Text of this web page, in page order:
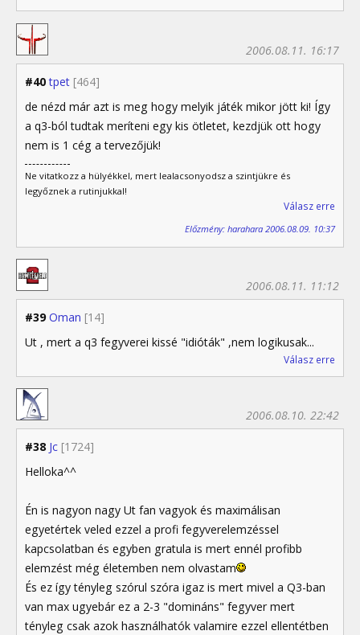
#40 tpet [464]
2006.08.11. 16:17
de nézd már azt is meg hogy melyik játék mikor jött ki! Így
a q3-ból tudtak meríteni egy kis ötletet, kezdjük ott hogy
nem is 1 cég a tervezőjük!
Ne vitatkozz a hülyékkel, mert lealacsonyodsz a szintjükre és
legyőznek a rutinjukkal!
Válasz erre
Előzmény: harahara 2006.08.09. 10:37
#39 Oman [14]
2006.08.11. 11:12
Ut , mert a q3 fegyverei kissé "idióták" ,nem logikusak...
Válasz erre
#38 Jc [1724]
2006.08.10. 22:42
Helloka^^
Én is nagyon nagy Ut fan vagyok és maximálisan
egyetértek veled ezzel a profi fegyverelemzéssel
kapcsolatban és egyben gratula is mert ennél profibb
elemzést még életemben nem olvastam
És ez így tényleg szórul szóra igaz is mert mivel a Q3-ban
van max ugyebár ez a 2-3 "domináns" fegyver mert
tényleg csak azok használhatók valamire ezzel ellentétben